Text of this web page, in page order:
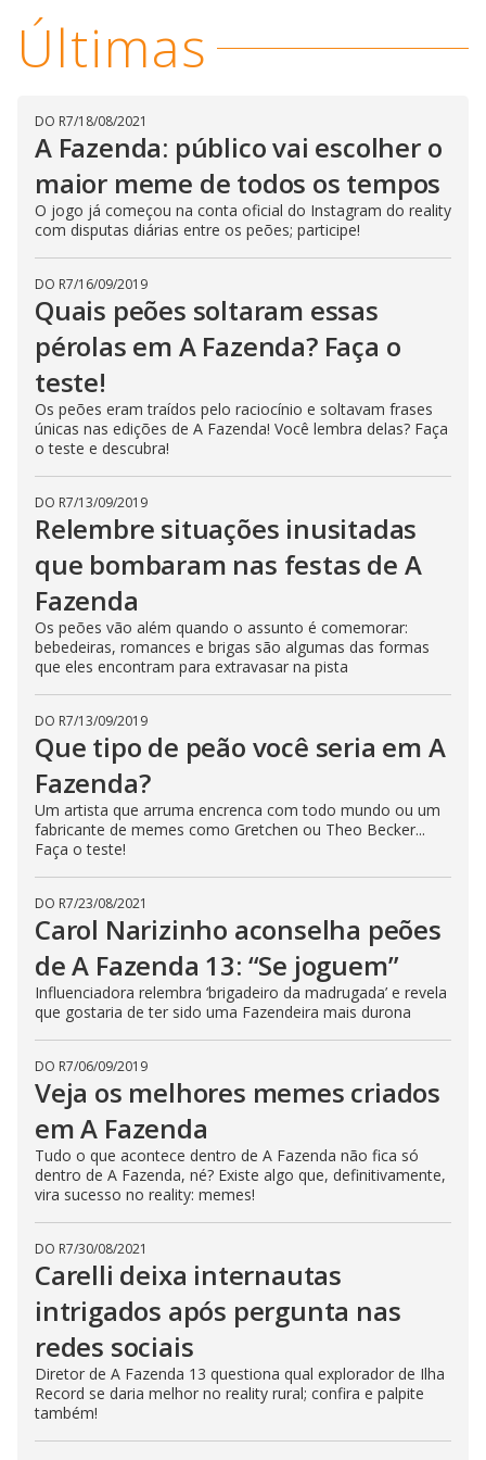
V
i
d
e
o
Últimas
DO R7/18/08/2021
A Fazenda: público vai escolher o
maior meme de todos os tempos
O jogo já começou na conta oficial do Instagram do reality
com disputas diárias entre os peões; participe!
DO R7/16/09/2019
Quais peões soltaram essas
pérolas em A Fazenda? Faça o
teste!
Os peões eram traídos pelo raciocínio e soltavam frases
únicas nas edições de A Fazenda! Você lembra delas? Faça
o teste e descubra!
DO R7/13/09/2019
Relembre situações inusitadas
que bombaram nas festas de A
Fazenda
Os peões vão além quando o assunto é comemorar:
bebedeiras, romances e brigas são algumas das formas
que eles encontram para extravasar na pista
DO R7/13/09/2019
Que tipo de peão você seria em A
Fazenda?
Um artista que arruma encrenca com todo mundo ou um
fabricante de memes como Gretchen ou Theo Becker...
Faça o teste!
DO R7/23/08/2021
Carol Narizinho aconselha peões
de A Fazenda 13: “Se joguem”
Influenciadora relembra ‘brigadeiro da madrugada’ e revela
que gostaria de ter sido uma Fazendeira mais durona
DO R7/06/09/2019
Veja os melhores memes criados
em A Fazenda
Tudo o que acontece dentro de A Fazenda não fica só
dentro de A Fazenda, né? Existe algo que, definitivamente,
vira sucesso no reality: memes!
DO R7/30/08/2021
Carelli deixa internautas
intrigados após pergunta nas
redes sociais
Diretor de A Fazenda 13 questiona qual explorador de Ilha
Record se daria melhor no reality rural; confira e palpite
também!